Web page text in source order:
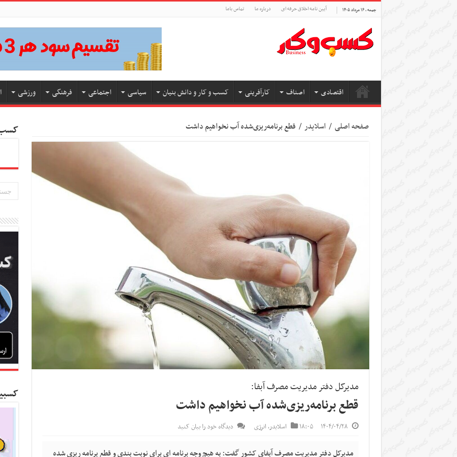
جمعه , ۱۶ مرداد ۱۴۰۵ آیین نامه اخلاق حرفه ای درباره ما تماس باما
اقتصادی اصناف کارآفرینی کسب و کار و دانش بنیان سیاسی اجتماعی فرهنگی ورزشی
صفحه اصلی / اسلایدر / قطع برنامه‌ریزی‌شده آب نخواهیم داشت
مدیرکل دفتر مدیریت مصرف آبفا:
قطع برنامه‌ریزی‌شده آب نخواهیم داشت
۱۴۰۴/۰۴/۲۸ ۱۸:۰۵ اسلایدر,انرژی دیدگاه خود را بیان کنید
مدیرکل دفتر مدیریت مصرف آبفای کشور گفت: به هیچ وجه برنامه ای برای نوبت بندی و قطع برنامه ریزی شده
کسب